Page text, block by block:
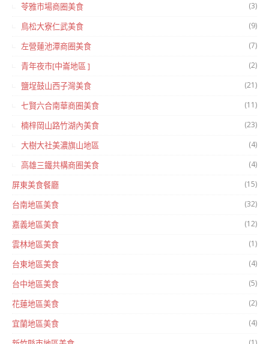
苓雅市場商圈美食 (3)
鳥松大寮仁武美食 (9)
左營蓮池潭商圈美食 (7)
青年夜市[中崙地區 ] (2)
鹽埕鼓山西子灣美食 (21)
七賢六合南華商圈美食 (11)
楠梓岡山路竹湖內美食 (23)
大樹大社美濃旗山地區 (4)
高雄三鐵共構商圈美食 (4)
屏東美食餐廳 (15)
台南地區美食 (32)
嘉義地區美食 (12)
雲林地區美食 (1)
台東地區美食 (4)
台中地區美食 (5)
花蓮地區美食 (2)
宜蘭地區美食 (4)